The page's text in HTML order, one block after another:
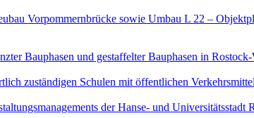
Vorpommernbrücke sowie Umbau L 22 –
Bauphasen und gestaffelter Bauphasen in
zuständigen Schulen mit öffentlichen
der Hanse- und